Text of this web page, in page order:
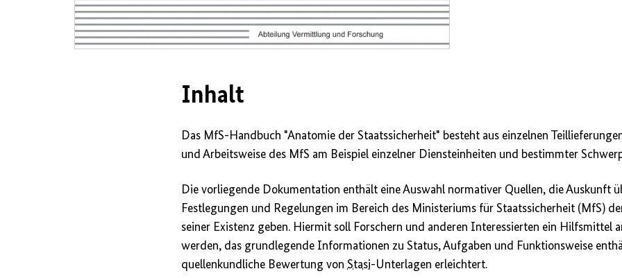
Inhalt
Das MfS-Handbuch "Anatomie der Staatssicherheit" besteht aus einzelnen
und Arbeitsweise des MfS am Beispiel einzelner Diensteinheiten und bestimmter
Die vorliegende Dokumentation enthält eine Auswahl normativer Quellen, die Auskunft
Festlegungen und Regelungen im Bereich des Ministeriums für Staatssicherheit (MfS)
seiner Existenz geben. Hiermit soll Forschern und anderen Interessierten ein Hilfsmittel
werden, das grundlegende Informationen zu Status, Aufgaben und Funktionsweise
quellenkundliche Bewertung vonStasi-Unterlagen erleichtert.